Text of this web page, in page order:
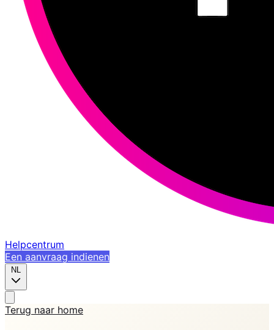
Helpcentrum
Een aanvraag indienen
NL
Terug naar home